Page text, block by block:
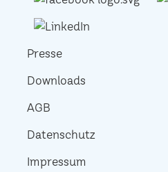
Presse
Downloads
AGB
Datenschutz
Impressum